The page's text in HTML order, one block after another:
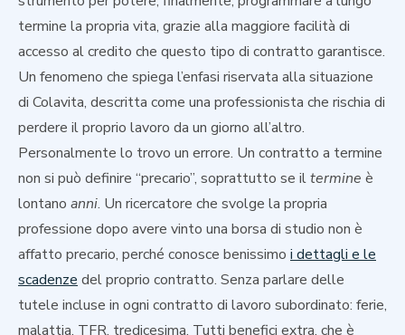
termine la propria vita, grazie alla maggiore facilità di
accesso al credito che questo tipo di contratto garantisce.
Un fenomeno che spiega l’enfasi riservata alla situazione
di Colavita, descritta come una professionista che rischia di
perdere il proprio lavoro da un giorno all’altro.
Personalmente lo trovo un errore. Un contratto a termine
non si può definire “precario”, soprattutto se iltermine è
lontano anni. Un ricercatore che svolge la propria
professione dopo avere vinto una borsa di studio non è
affatto precario, perché conosce benissimo i dettagli e le
scadenze del proprio contratto. Senza parlare delle
tutele incluse in ogni contratto di lavoro subordinato: ferie,
malattia, TFR, tredicesima. Tutti benefici extra, che è